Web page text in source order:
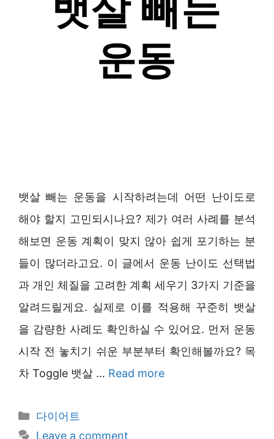
뱃살 빼는 운동을 시작하려는데 어떤 난이도로
해야 할지 고민되시나요? 제가 여러 사례를 분석
해보면 운동 계획이 맞지 않아 쉽게 포기하는 분
들이 많더라고요. 이 글에서 운동 난이도 선택법
과 개인 체질을 고려한 계획 세우기 3가지 기준을
알려드릴게요. 실제로 이를 적용해 꾸준히 뱃살
을 감량한 사례도 확인하실 수 있어요. 먼저 운동
시작 전 놓치기 쉬운 부분부터 확인해볼까요? 목
차 Toggle 뱃살 … Read more
Categories
다이어트
Leave a comment